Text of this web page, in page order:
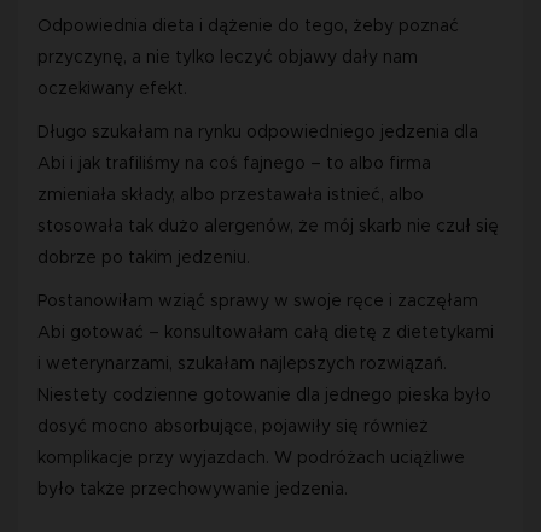
Odpowiednia dieta i dążenie do tego, żeby poznać
przyczynę, a nie tylko leczyć objawy dały nam
oczekiwany efekt.
Długo szukałam na rynku odpowiedniego jedzenia dla
Abi i jak trafiliśmy na coś fajnego – to albo firma
zmieniała składy, albo przestawała istnieć, albo
stosowała tak dużo alergenów, że mój skarb nie czuł się
dobrze po takim jedzeniu.
Postanowiłam wziąć sprawy w swoje ręce i zaczęłam
Abi gotować – konsultowałam całą dietę z dietetykami
i weterynarzami, szukałam najlepszych rozwiązań.
Niestety codzienne gotowanie dla jednego pieska było
dosyć mocno absorbujące, pojawiły się również
komplikacje przy wyjazdach. W podróżach uciążliwe
było także przechowywanie jedzenia.